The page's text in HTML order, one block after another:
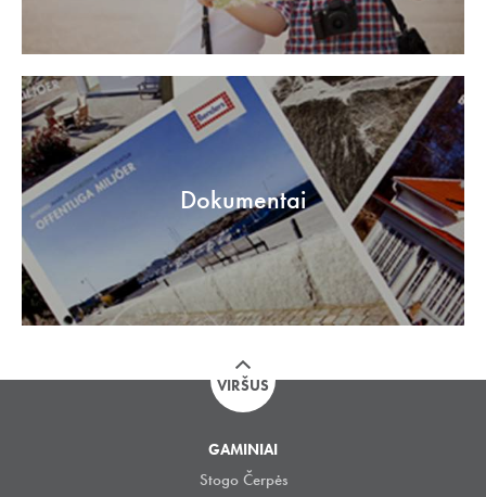
Dokumentai
VIRŠUS
GAMINIAI
Stogo Čerpės